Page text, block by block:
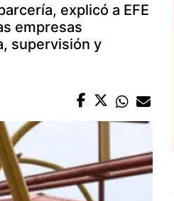
explicó a EFE
empresas
supervisión y